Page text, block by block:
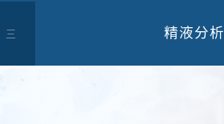
三 精液分析